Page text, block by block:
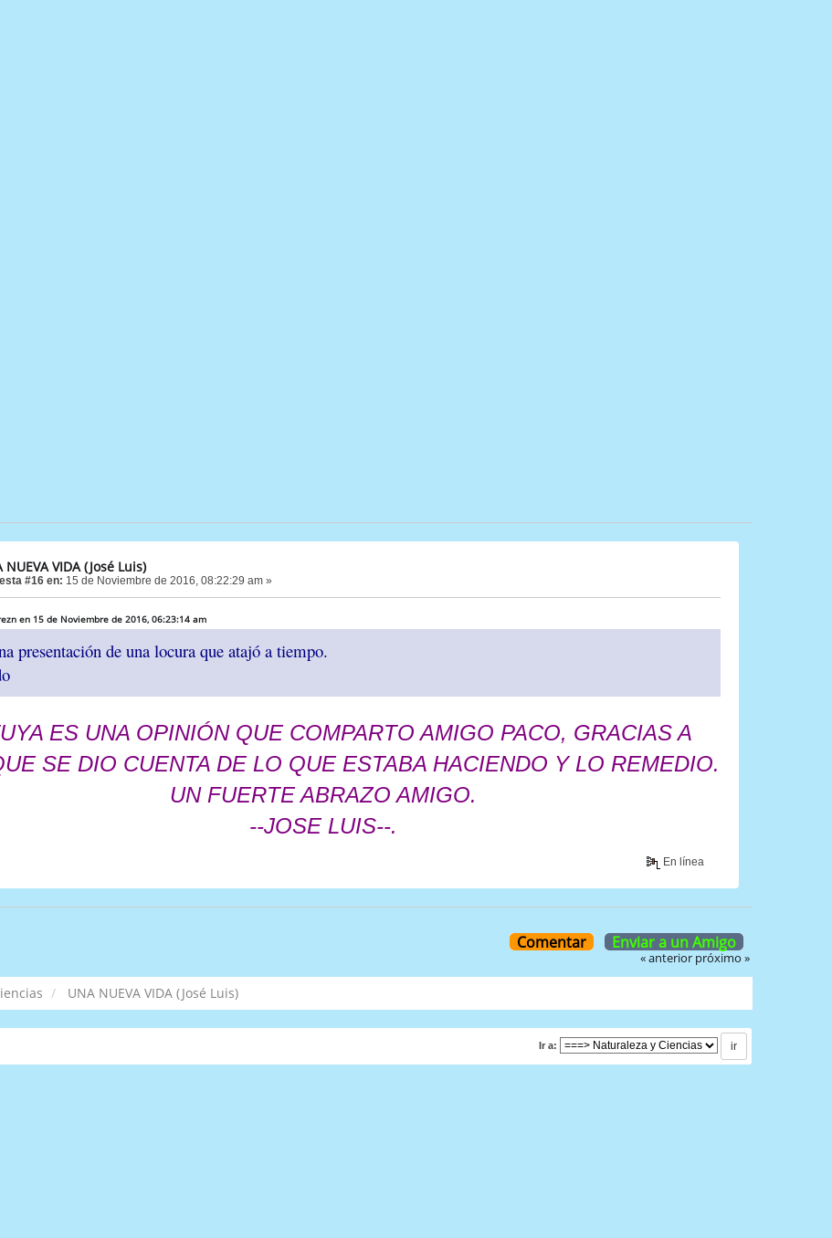
NUEVA VIDA (José Luis)
#16 en: 15 de Noviembre de 2016, 08:22:29 am »
en 15 de Noviembre de 2016, 06:23:14 am
presentación de una locura que atajó a tiempo.
ES UNA OPINIÓN QUE COMPARTO AMIGO PACO, GRACIAS A
SE DIO CUENTA DE LO QUE ESTABA HACIENDO Y LO REMEDIO.
UN FUERTE ABRAZO AMIGO.
--JOSE LUIS--.
En línea
Comentar Enviar a un Amigo
« anterior próximo »
UNA NUEVA VIDA (José Luis)
Ir a: